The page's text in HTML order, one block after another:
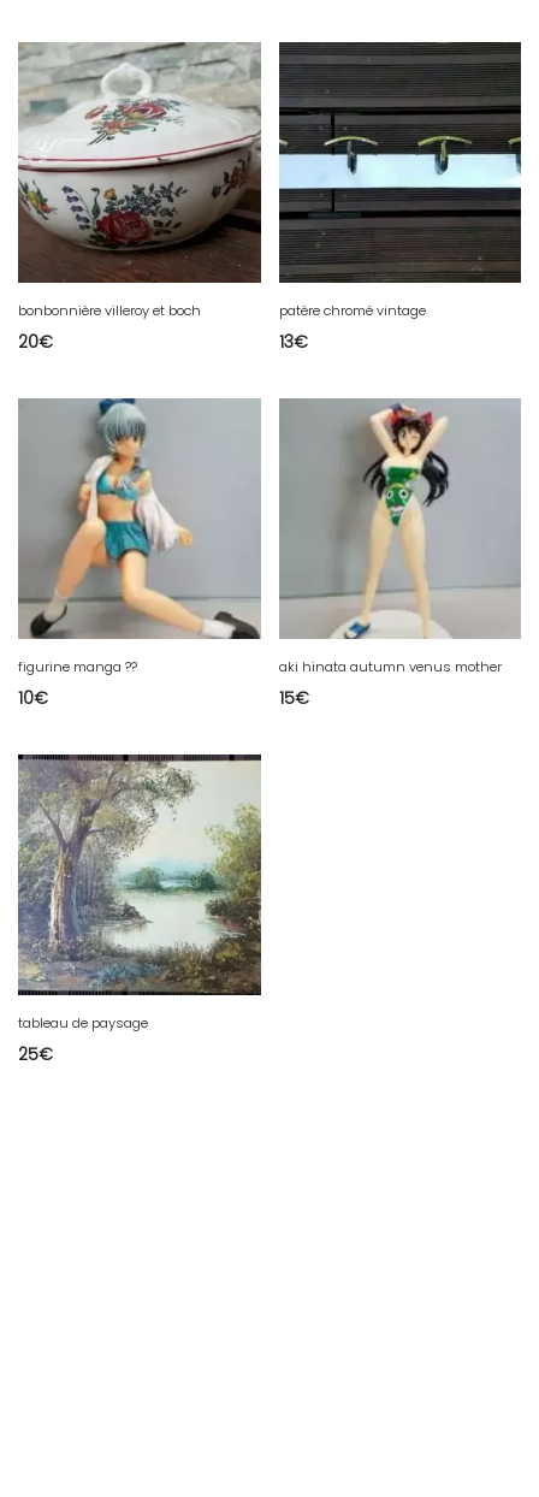
bonbonnière villeroy et boch
20€
patère chromé vintage
13€
figurine manga ??
10€
aki hinata autumn venus mother
15€
tableau de paysage
25€